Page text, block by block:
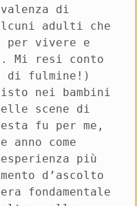
di
adulti che
vivere e
Mi resi conto
di fulmine!)
nei bambini
scene di
fu per me,
anno come
più
d’ascolto
fondamentale